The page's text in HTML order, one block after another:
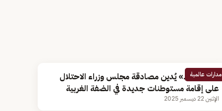
مدارات عالمية
«أبو الغيط» يُدين مصادقة مجلس وزراء الاحتلال
على إقامة مستوطنات جديدة في الضفة الغربية
الإثنين 22 ديسمبر 2025